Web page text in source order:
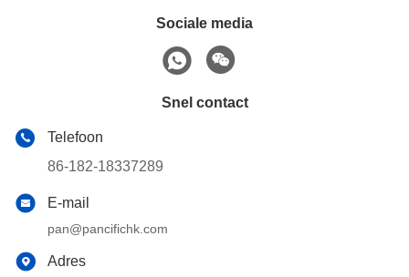
Sociale media
Snel contact
Telefoon
86-182-18337289
E-mail
pan@pancifichk.com
Adres